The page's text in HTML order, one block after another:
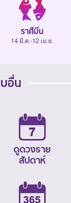
ราศีมีน
14 มี.ค.-12 เม.ย.
อื่น
ดูดวงราย
สัปดาห์